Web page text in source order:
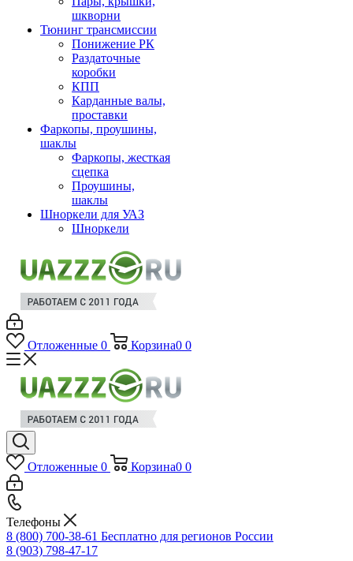
шкворни
Тюнинг трансмиссии
Понижение РК
Раздаточные
коробки
КПП
Карданные валы,
проставки
Фаркопы, проушины,
шаклы
Фаркопы, жесткая
сцепка
Проушины,
шаклы
Шноркели для УАЗ
Шноркели
Отложенные 0 Корзина0 0
Отложенные 0 Корзина0 0
Телефоны
8 (800) 700-38-61 Бесплатно для регионов России
8 (903) 798-47-17